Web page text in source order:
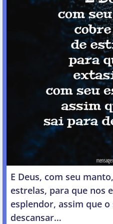
E Deus, com seu manto, cobre o céu de
estrelas, para que nos extasiemos com seu
esplendor, assim que o
descansar…